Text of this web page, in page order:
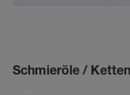
Schmieröle /